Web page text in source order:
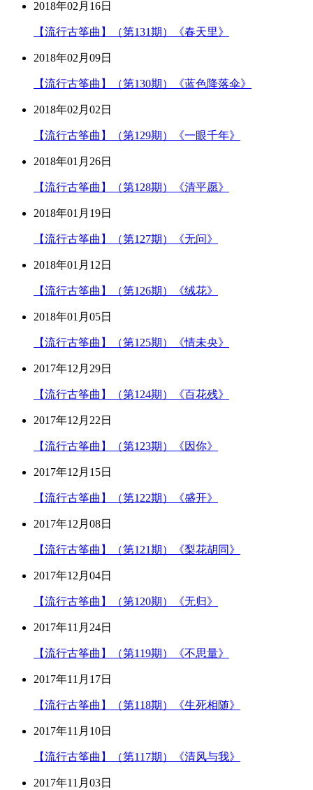
2018年02月16日
【流行古筝曲】（第131期）《春天里》
2018年02月09日
【流行古筝曲】（第130期）《蓝色降落伞》
2018年02月02日
【流行古筝曲】（第129期）《一眼千年》
2018年01月26日
【流行古筝曲】（第128期）《清平愿》
2018年01月19日
【流行古筝曲】（第127期）《无问》
2018年01月12日
【流行古筝曲】（第126期）《绒花》
2018年01月05日
【流行古筝曲】（第125期）《情未央》
2017年12月29日
【流行古筝曲】（第124期）《百花残》
2017年12月22日
【流行古筝曲】（第123期）《因你》
2017年12月15日
【流行古筝曲】（第122期）《盛开》
2017年12月08日
【流行古筝曲】（第121期）《梨花胡同》
2017年12月04日
【流行古筝曲】（第120期）《无归》
2017年11月24日
【流行古筝曲】（第119期）《不思量》
2017年11月17日
【流行古筝曲】（第118期）《生死相随》
2017年11月10日
【流行古筝曲】（第117期）《清风与我》
2017年11月03日